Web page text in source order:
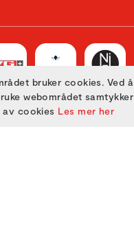
bruker cookies. Ved å
webområdet samtykker
cookies Les mer her